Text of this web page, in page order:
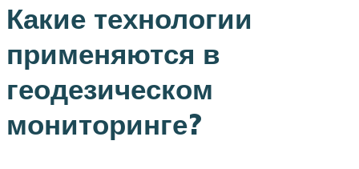
Какие технологии
применяются в
геодезическом
мониторинге?